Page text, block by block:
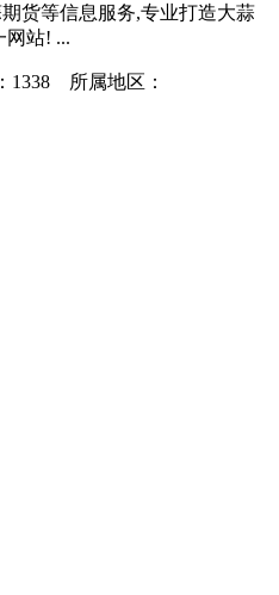
货等信息服务,专业打造大蒜
网站! ...
1338 所属地区：